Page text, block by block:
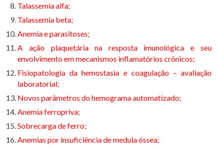
Talassemia alfa;
Talassemia beta;
Anemia e parasitoses;
A ação plaquetária na resposta imunológica e seu
envolvimento em mecanismos inflamatórios crônicos;
Fisiopatologia da hemostasia e coagulação – avaliação
laboratorial;
Novos parâmetros do hemograma automatizado;
Anemia ferropriva;
Sobrecarga de ferro;
Anemias por insuficiência de medula óssea;